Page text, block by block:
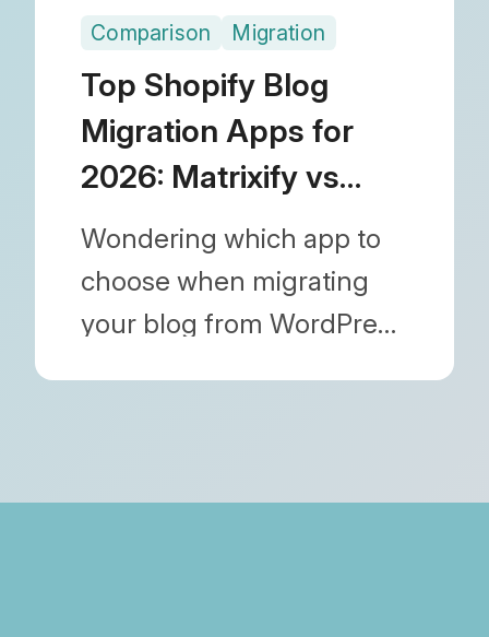
Comparison Migration
Top Shopify Blog
Migration Apps for
2026: Matrixify vs
Blogfeeder vs Blog
Importer
Wondering which app to
choose when migrating
your blog from WordPress
Blog Importer, Matrixify,